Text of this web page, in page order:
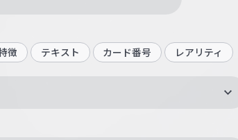
徴 テキスト カード番号 レアリティ